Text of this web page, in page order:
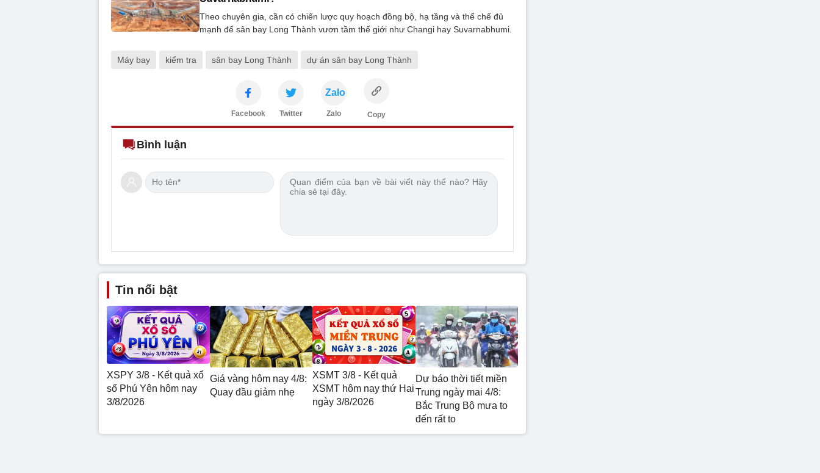
Theo chuyên gia, cần có chiến lược quy hoạch đồng bộ, hạ tầng và thể chế đủ
mạnh để sân bay Long Thành vươn tầm thế giới như Changi hay Suvarnabhumi.
Máy bay kiểm tra sân bay Long Thành dự án sân bay Long Thành
Facebook Twitter
Zalo
Zalo Copy
Bình luận
Tin nổi bật
XSPY 3/8 - Kết quả xổ
số Phú Yên hôm nay
3/8/2026
Giá vàng hôm nay 4/8:
Quay đầu giảm nhẹ
XSMT 3/8 - Kết quả
XSMT hôm nay thứ Hai
ngày 3/8/2026
Dự báo thời tiết miền
Trung ngày mai 4/8:
Bắc Trung Bộ mưa to
đến rất to